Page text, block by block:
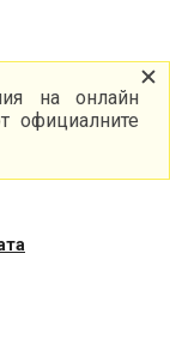
на онлайн
официалните